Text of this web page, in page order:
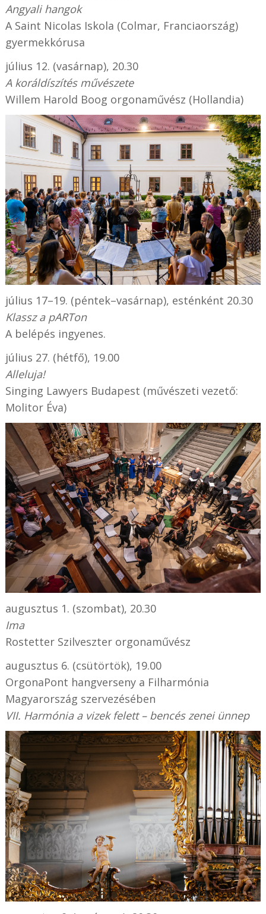
Angyali hangok
A Saint Nicolas Iskola (Colmar, Franciaország)
gyermekkórusa
július 12. (vasárnap), 20.30
A koráldíszítés művészete
Willem Harold Boog orgonaművész (Hollandia)
július 17–19. (péntek–vasárnap), esténként 20.30
Klassz a pARTon
A belépés ingyenes.
július 27. (hétfő), 19.00
Alleluja!
Singing Lawyers Budapest (művészeti vezető:
Molitor Éva)
augusztus 1. (szombat), 20.30
Ima
Rostetter Szilveszter orgonaművész
augusztus 6. (csütörtök), 19.00
OrgonaPont hangverseny a Filharmónia
Magyarország szervezésében
VII. Harmónia a vizek felett – bencés zenei ünnep